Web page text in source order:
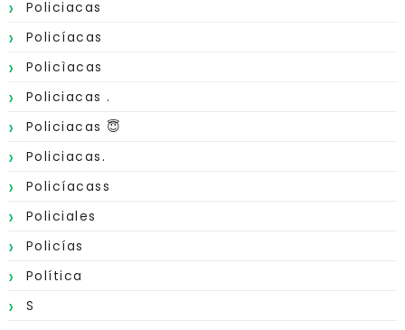
Policiacas
Policíacas
Policìacas
Policiacas .
Policiacas 😇
Policiacas.
Policíacass
Policiales
Policías
Política
S